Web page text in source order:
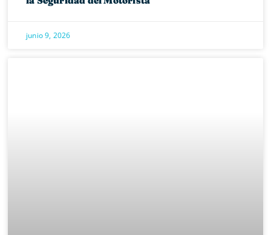
junio 9, 2026